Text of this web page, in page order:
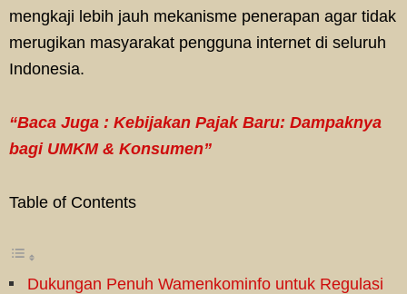
mengkaji lebih jauh mekanisme penerapan agar tidak
merugikan masyarakat pengguna internet di seluruh
Indonesia.
“Baca Juga : Kebijakan Pajak Baru: Dampaknya
bagi UMKM & Konsumen”
Table of Contents
Dukungan Penuh Wamenkominfo untuk Regulasi